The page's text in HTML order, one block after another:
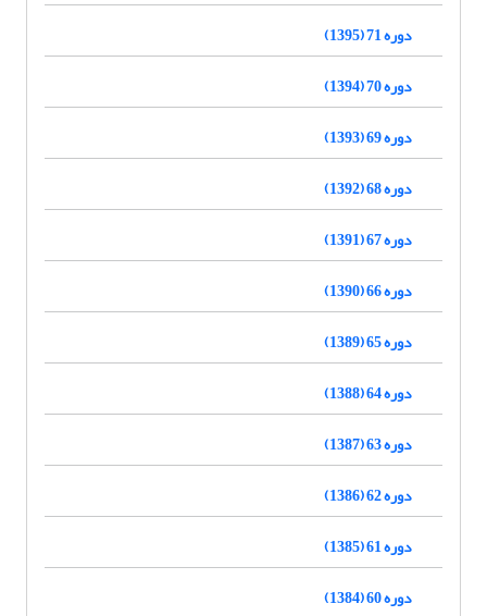
دوره 71 (1395)
دوره 70 (1394)
دوره 69 (1393)
دوره 68 (1392)
دوره 67 (1391)
دوره 66 (1390)
دوره 65 (1389)
دوره 64 (1388)
دوره 63 (1387)
دوره 62 (1386)
دوره 61 (1385)
دوره 60 (1384)